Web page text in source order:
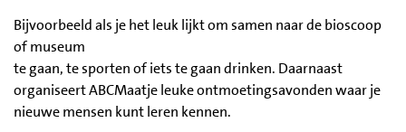
Bijvoorbeeld als je het leuk lijkt om samen naar de bioscoop
of museum
te gaan, te sporten of iets te gaan drinken. Daarnaast
organiseert ABCMaatje leuke ontmoetingsavonden waar je
nieuwe mensen kunt leren kennen.